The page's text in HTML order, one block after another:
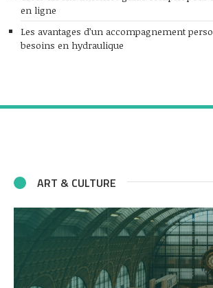
en ligne
Les avantages d’un accompagnement
besoins en hydraulique
ART & CULTURE